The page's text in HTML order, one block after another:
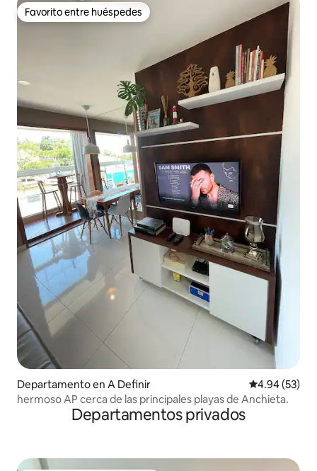
Favorito entre huéspedes
Favorito entre huéspedes
Departamento en A Definir Calificación
4.94 (53)
hermoso AP cerca de las principales playas de Anchieta.
Departamentos privados